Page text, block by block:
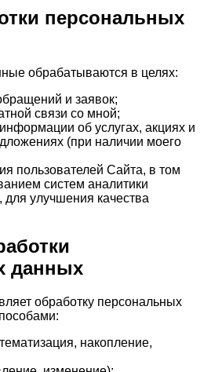
персональных
обрабатываются в целях:
и заявок;
связи со мной;
об услугах, акциях и
(при наличии моего
пользователей Сайта, в том
систем аналитики
для улучшения качества
данных
обработку персональных
накопление,